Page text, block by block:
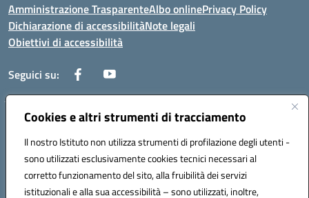
Cookies e altri strumenti di tracciamento
Il nostro Istituto non utilizza strumenti di profilazione degli utenti -
sono utilizzati esclusivamente cookies tecnici necessari al
corretto funzionamento del sito, alla fruibilità dei servizi
istituzionali e alla sua accessibilità – sono utilizzati, inoltre,
Amministrazione TrasparenteAlbo onlinePrivacy Policy
Dichiarazione di accessibilitàNote legali
Obiettivi di accessibilità
Seguici su:
Corso Roma, 1 71100 FOGGIA (FG)
Codice meccanografico: FGPM03000E
Mail: FGPM03000E@istruzione.it - PEC:
FGPM03000E@pec.istruzione.it
Codice fiscale: 80002240713